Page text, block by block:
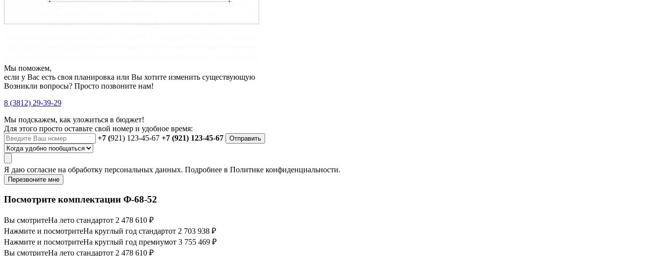
Мы поможем,
если у Вас есть своя планировка или Вы хотите изменить существующую
Возникли вопросы? Просто позвоните нам!
8 (3812) 29-39-29
Мы подскажем, как уложиться в бюджет!
Для этого просто оставьте свой номер и удобное время:
+7 (921) 123-45-67 +7 (921) 123-45-67 Отправить
Я даю согласие на обработку персональных данных. Подробнее в Политике конфиденциальности.
Перезвоните мне
Посмотрите комплектации Ф-68-52
Вы смотритеНа лето стандартот 2 478 610 ₽
Нажмите и посмотритеНа круглый год стандартот 2 703 938 ₽
Нажмите и посмотритеНа круглый год премиумот 3 755 469 ₽
Вы смотритеНа лето стандартот 2 478 610 ₽